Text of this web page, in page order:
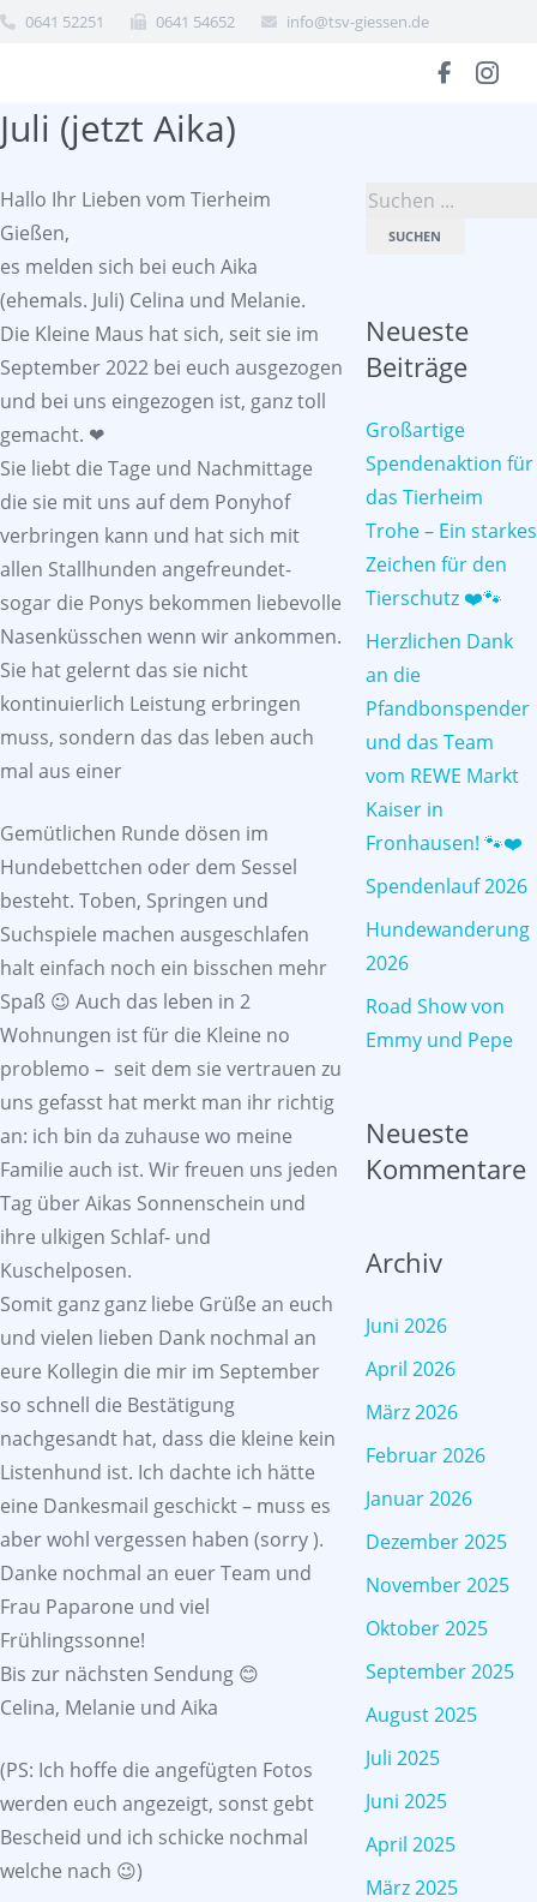
0641 52251 0641 54652 info@tsv-giessen.de
Juli (jetzt Aika)
Hallo Ihr Lieben vom Tierheim
Gießen,
es melden sich bei euch Aika
(ehemals. Juli) Celina und Melanie.
Die Kleine Maus hat sich, seit sie im
September 2022 bei euch ausgezogen
und bei uns eingezogen ist, ganz toll
gemacht. ❤
Sie liebt die Tage und Nachmittage
die sie mit uns auf dem Ponyhof
verbringen kann und hat sich mit
allen Stallhunden angefreundet-
sogar die Ponys bekommen liebevolle
Nasenküsschen wenn wir ankommen.
Sie hat gelernt das sie nicht
kontinuierlich Leistung erbringen
muss, sondern das das leben auch
mal aus einer
Gemütlichen Runde dösen im
Hundebettchen oder dem Sessel
besteht. Toben, Springen und
Suchspiele machen ausgeschlafen
halt einfach noch ein bisschen mehr
Spaß 😉 Auch das leben in 2
Wohnungen ist für die Kleine no
problemo – seit dem sie vertrauen zu
uns gefasst hat merkt man ihr richtig
an: ich bin da zuhause wo meine
Familie auch ist. Wir freuen uns jeden
Tag über Aikas Sonnenschein und
ihre ulkigen Schlaf- und
Kuschelposen.
Somit ganz ganz liebe Grüße an euch
und vielen lieben Dank nochmal an
eure Kollegin die mir im September
so schnell die Bestätigung
nachgesandt hat, dass die kleine kein
Listenhund ist. Ich dachte ich hätte
eine Dankesmail geschickt – muss es
aber wohl vergessen haben (sorry ).
Danke nochmal an euer Team und
Frau Paparone und viel
Frühlingssonne!
Bis zur nächsten Sendung 😊
Celina, Melanie und Aika
(PS: Ich hoffe die angefügten Fotos
werden euch angezeigt, sonst gebt
Bescheid und ich schicke nochmal
welche nach 😉)
SUCHEN
Neueste
Beiträge
Großartige
Spendenaktion für
das Tierheim
Trohe – Ein starkes
Zeichen für den
Tierschutz ❤️🐾
Herzlichen Dank
an die
Pfandbonspender
und das Team
vom REWE Markt
Kaiser in
Fronhausen! 🐾❤️
Spendenlauf 2026
Hundewanderung
2026
Road Show von
Emmy und Pepe
Neueste
Kommentare
Archiv
Juni 2026
April 2026
März 2026
Februar 2026
Januar 2026
Dezember 2025
November 2025
Oktober 2025
September 2025
August 2025
Juli 2025
Juni 2025
April 2025
März 2025